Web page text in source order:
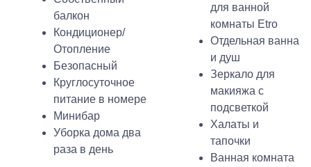
балкон
Кондиционер/
Отопление
Безопасный
Круглосуточное
питание в номере
Минибар
Уборка дома два
раза в день
для ванной
комнаты Etro
Отдельная ванна
и душ
Зеркало для
макияжа с
подсветкой
Халаты и
тапочки
Ванная комната